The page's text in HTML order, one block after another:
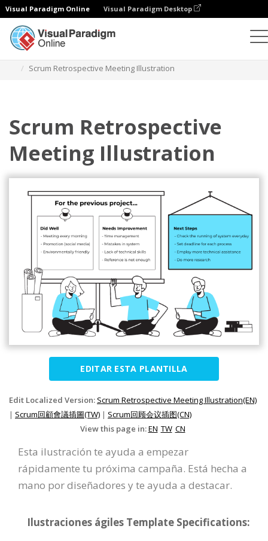
Visual Paradigm Online Visual Paradigm Desktop
Scrum Retrospective Meeting Illustration
Scrum Retrospective
Meeting Illustration
EDITAR ESTA PLANTILLA
Edit Localized Version: Scrum Retrospective Meeting Illustration(EN)
| Scrum回顧會議插圖(TW) | Scrum回顾会议插图(CN)
View this page in:EN TW CN
Esta ilustración te ayuda a empezar
rápidamente tu próxima campaña. Está hecha a
mano por diseñadores y te ayuda a destacar.
Ilustraciones ágiles Template Specifications: